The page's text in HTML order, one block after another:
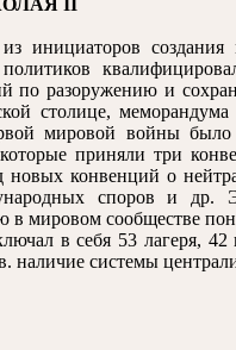
II
инициаторов создания
по разоружению и
столице,
мировой войны
которые приняли три
новых конвенций о
споров и др.
в мировом сообществе
в себя 53 лагеря,
наличие системы